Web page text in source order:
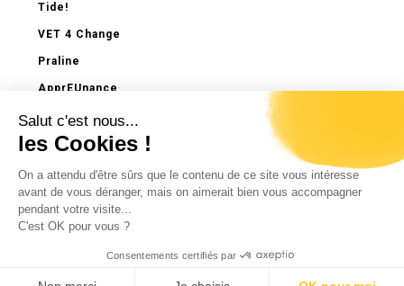
les Cookies !
ce site vous intéresse avant de vous
déranger, mais on aimerait bien vous accompagner pendant votre
visite...
C'est OK pour vous ?
Consentements certifiés par
Tide!
VET 4 Change
Praline
ApprEUnance
Invert-R
REUF!
Start The Change
Mentions légales
| Tous droits réservés